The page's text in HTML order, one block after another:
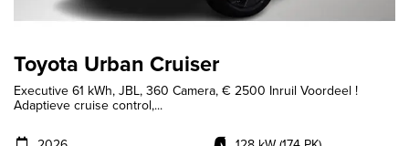
Toyota Urban Cruiser
Executive 61 kWh, JBL, 360 Camera, € 2500 Inruil Voordeel !
Adaptieve cruise control,...